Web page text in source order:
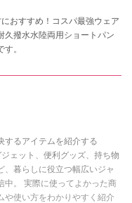
おすすめ！コスパ最強ウェア
久撥水水陸両用ショートパン
。
するアイテムを紹介する
ェット、便利グッズ、持ち物
、暮らしに役立つ幅広いジャ
中。 実際に使ってよかった商
や使い方をわかりやすく紹介